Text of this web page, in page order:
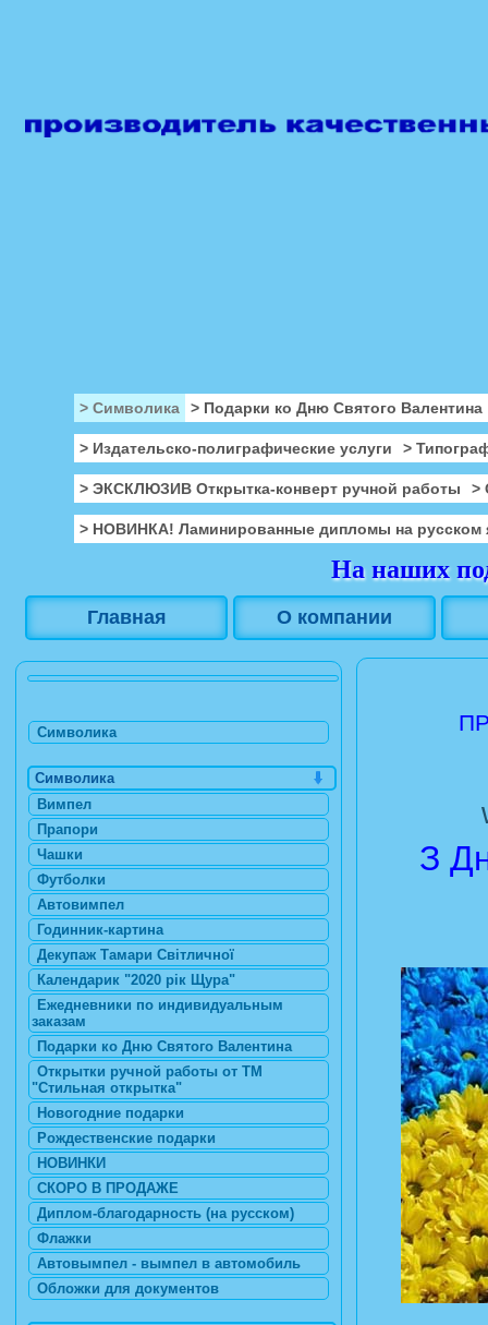
> Символика > Подарки ко Дню Святого Валентина
> Издательско-полиграфические услуги >
> ЭКСКЛЮЗИВ Открытка-конверт ручной работы >
> НОВИНКА! Ламинированные дипломы на русском
На наших
Главная О компании
З
Символика
Символика
Вимпел
Прапори
Чашки
Футболки
Автовимпел
Годинник-картина
Декупаж Тамари Світличної
Календарик "2020 рік Щура"
Ежедневники по индивидуальным
заказам
Подарки ко Дню Святого Валентина
Открытки ручной работы от ТМ
"Стильная открытка"
Новогодние подарки
Рождественские подарки
НОВИНКИ
СКОРО В ПРОДАЖЕ
Диплом-благодарность (на русском)
Флажки
Автовымпел - вымпел в автомобиль
Обложки для документов